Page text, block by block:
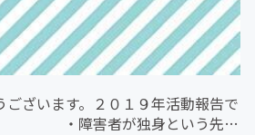
ございます。２０１９年活動報告で
・障害者が独身という先入